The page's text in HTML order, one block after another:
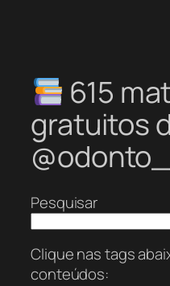
615
gratuitos
Pesquisar
Clique nas tags
conteúdos: